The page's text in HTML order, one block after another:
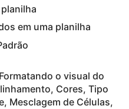
em uma planilha
Formatando o visual do
Cores, Tipo
Mesclagem de Células,